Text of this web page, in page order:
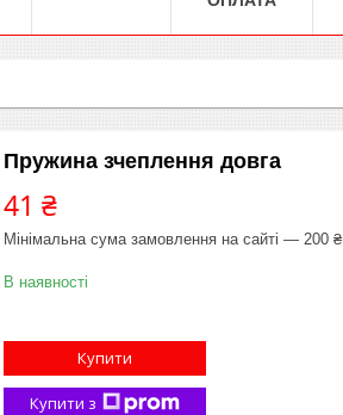
Пружина зчеплення довга
41 ₴
Мінімальна сума замовлення на сайті — 200 ₴
В наявності
Купити
Купити з